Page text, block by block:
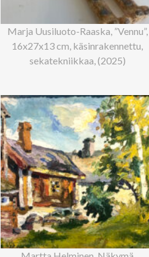
Marja Uusiluoto-Raaska, ”Vennu”,
16x27x13 cm, käsinrakennettu,
sekatekniikkaa, (2025)